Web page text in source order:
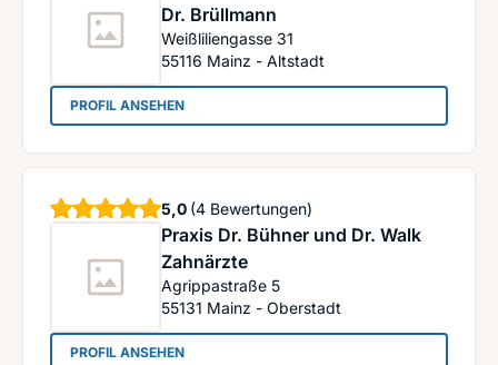
Dr. Brüllmann
Weißliliengasse 31
55116 Mainz - Altstadt
PROFIL ANSEHEN: Dr. Dr. med. Gerhard Leilich & PD Dr. Brüllmann
Praxis Dr. Bühner und Dr. Walk
Zahnärzte
Agrippastraße 5
55131 Mainz - Oberstadt
5,0 Sterne
(4 Bewertungen)
PROFIL ANSEHEN: Praxis Dr. Bühner und Dr. Walk Zahnärzte